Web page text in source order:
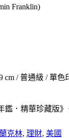
Franklin)
cm / 普通級 / 單色
鑑．精華珍藏版
克林, 理財, 美國